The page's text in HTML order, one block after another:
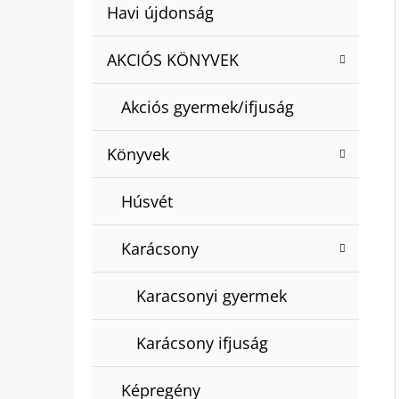
Nátugrása
T
G
R
Á
Havi újdonság
AKCIÓS KÖNYVEK
Akciós gyermek/ifjuság
Könyvek
Húsvét
Karácsony
Karacsonyi gyermek
Karácsony ifjuság
Képregény
BARTOS ERIKA : BOGYÓ ÉS BABÓCA
€12,50